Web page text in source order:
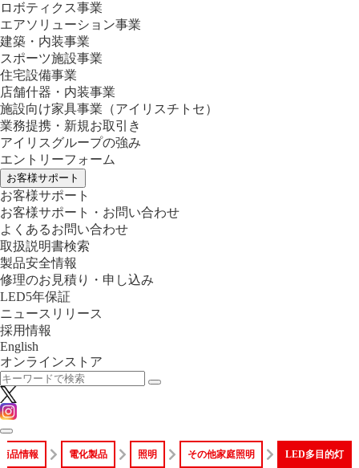
ロボティクス事業
エアソリューション事業
建築・内装事業
スポーツ施設事業
住宅設備事業
店舗什器・内装事業
施設向け家具事業 （アイリスチトセ）
業務提携・新規お取引き
アイリスグループの強み
エントリーフォーム
お客様サポート
お客様サポート
お客様サポート・お問い合わせ
よくあるお問い合わせ
取扱説明書検索
製品安全情報
修理のお見積り・申し込み
LED5年保証
ニュースリリース
採用情報
English
オンラインストア
商品情報 電化製品 照明 その他家庭照明 LED多目的灯